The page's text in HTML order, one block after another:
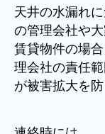
天井の水漏れ
の管理会社や
賃貸物件の場
理会社の責任
が被害拡大を防